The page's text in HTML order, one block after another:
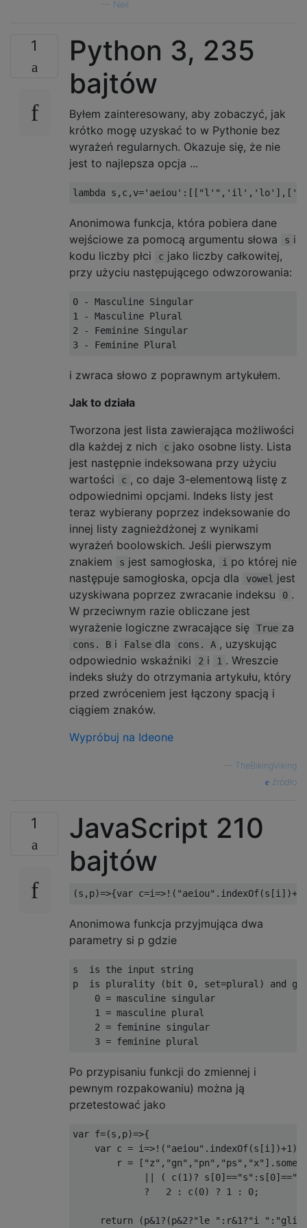
Neil
1
Python 3, 235
bajtów
Byłem zainteresowany, aby zobaczyć, jak
krótko mogę uzyskać to w Pythonie bez
wyrażeń regularnych. Okazuje się, że nie
jest to najlepsza opcja ...
Anonimowa funkcja, która pobiera dane
wejściowe za pomocą argumentu słowa
s i
kodu liczby płci
c jako liczby całkowitej,
przy użyciu następującego odwzorowania:
0 - Masculine Singular
1 - Masculine Plural
2 - Feminine Singular
i zwraca słowo z poprawnym artykułem.
Jak to działa
Tworzona jest lista zawierająca możliwości
dla każdej z nich
c jako osobne listy. Lista
jest następnie indeksowana przy użyciu
wartości
c , co daje 3-elementową listę z
odpowiednimi opcjami. Indeks listy jest
teraz wybierany poprzez indeksowanie do
innej listy zagnieżdżonej z wynikami
wyrażeń boolowskich. Jeśli pierwszym
znakiem
s jest samogłoska, i po której nie
następuje samogłoska, opcja dla
vowel jest
uzyskiwana poprzez zwracanie indeksu
0 .
W przeciwnym razie obliczane jest
wyrażenie logiczne zwracające się
True za
cons. B i False dla cons. A , uzyskując
odpowiednio wskaźniki
2 i 1 . Wreszcie
indeks służy do otrzymania artykułu, który
przed zwróceniem jest łączony spacją i
ciągiem znaków.
Wypróbuj na Ideone
TheBikingViking
źródło
1
JavaScript 210
bajtów
Anonimowa funkcja przyjmująca dwa
parametry si p gdzie
s  is the input string
p  is plurality (bit 0, set=plural) and
    0 = masculine singular
    1 = masculine plural
    2 = feminine singular
Po przypisaniu funkcji do zmiennej i
pewnym rozpakowaniu) można ją
przetestować jako
var f=(s,p)=>{
    var c = i=>!("aeiou".indexOf(s[i])+1),
r =
|| ( c(1)?
             ?   2 : c(0) ? 1 : 0;
return (p&1?(p&2?"le ":r&1?"i ":"gli